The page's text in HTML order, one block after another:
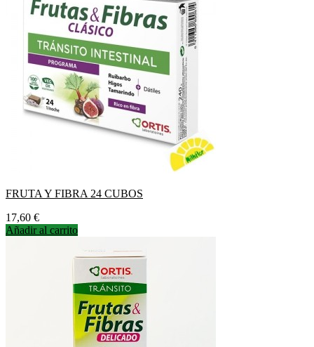
FRUTA Y FIBRA 24 CUBOS
Precio
17,60 €
Añadir al carrito